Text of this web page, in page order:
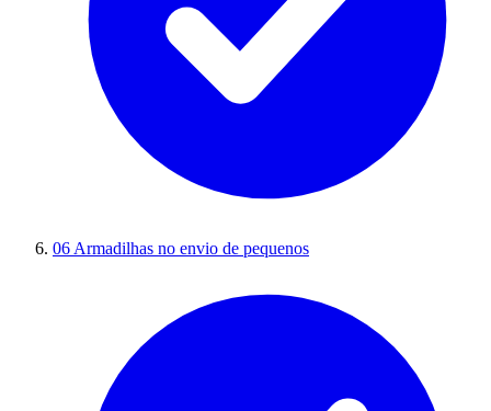
06 Armadilhas no envio de pequenos